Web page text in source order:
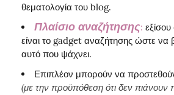
θεματολογία του blog.
Πλαίσιο αναζήτησης:
είναι το gadget αναζήτησης ώστε να
αυτό που ψάχνει.
Επιπλέον μπορούν να
(με την προϋπόθεση ότι δεν